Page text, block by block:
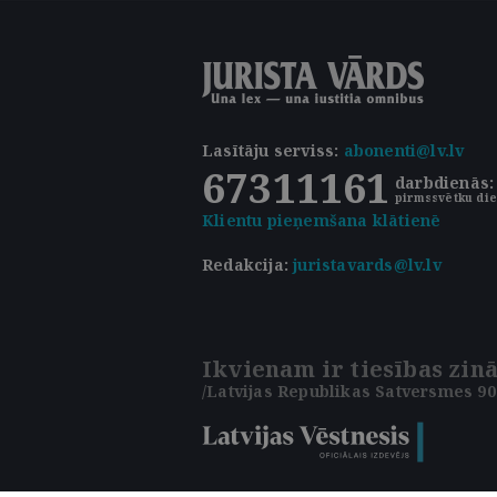
Lasītāju serviss: abonenti@lv.lv
67311161 darbdienās:
pirmssvētku
Klientu pieņemšana klātienē
Redakcija:juristavards@lv.lv
Ikvienam ir tiesības
/Latvijas Republikas Satversmes